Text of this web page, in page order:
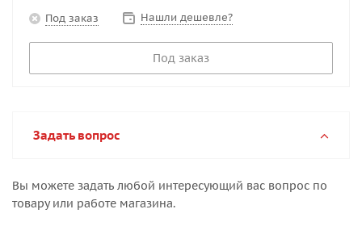
Под заказ Нашли дешевле?
Под заказ
Задать вопрос
Вы можете задать любой интересующий вас вопрос по
товару или работе магазина.